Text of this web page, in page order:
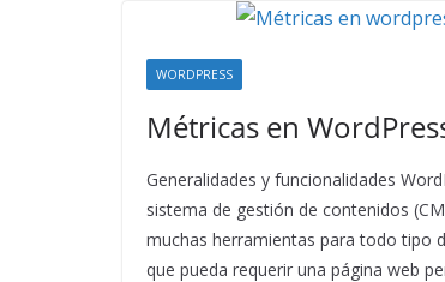
WORDPRESS
Métricas en
Generalidades y funcionalidades
sistema de gestión de contenidos
muchas herramientas para todo tipo
que pueda requerir una página web